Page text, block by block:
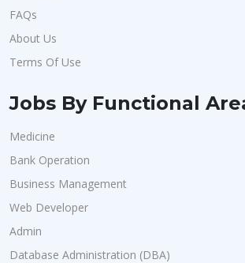
FAQs
About Us
Terms Of Use
Jobs By Functional
Medicine
Bank Operation
Business Management
Web Developer
Admin
Database Administration (DBA)